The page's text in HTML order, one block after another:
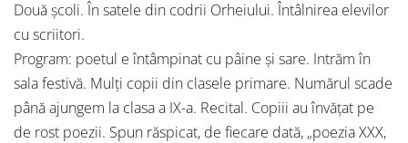
Două școli. În satele din codrii Orheiului. Întâlnirea elevilor
cu scriitori.
Program: poetul e întâmpinat cu pâine și sare. Intrăm în
sala festivă. Mulți copii din clasele primare. Numărul scade
până ajungem la clasa a IX-a. Recital. Copiii au învățat pe
de rost poezii. Spun răspicat, de fiecare dată, „poezia XXX,